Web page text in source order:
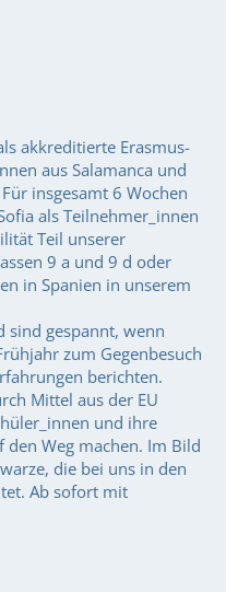
akkreditierte Erasmus-
aus Salamanca und
insgesamt 6 Wochen
als Teilnehmer_innen
Teil unserer
9 a und 9 d oder
in Spanien in unserem
sind gespannt, wenn
zum Gegenbesuch
berichten.
Mittel aus der EU
und ihre
Weg machen. Im Bild
die bei uns in den
Ab sofort mit